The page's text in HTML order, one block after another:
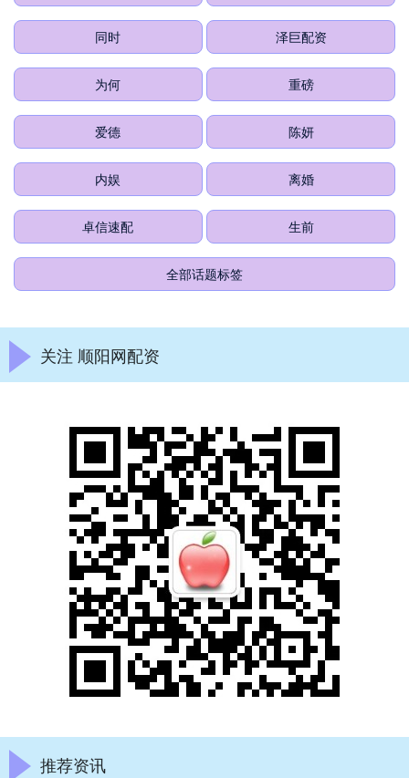
同时 泽巨配资
为何 重磅
爱德 陈妍
内娱 离婚
卓信速配 生前
全部话题标签
关注 顺阳网配资
推荐资讯